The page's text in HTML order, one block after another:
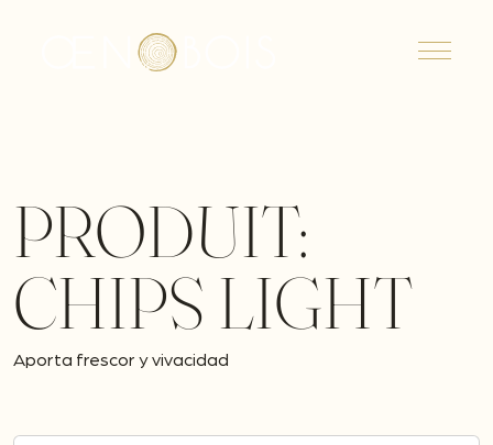
PRODUIT:
CHIPS LIGHT
Aporta frescor y vivacidad